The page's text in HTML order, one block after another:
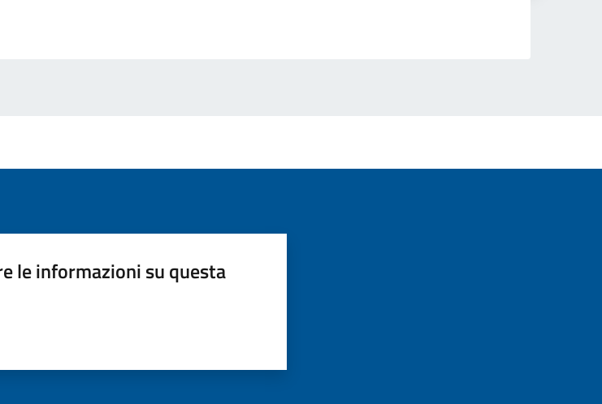
le informazioni su questa